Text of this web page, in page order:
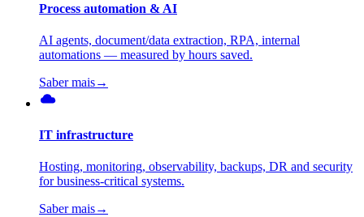
Process automation & AI
AI agents, document/data extraction, RPA, internal
automations — measured by hours saved.
Saber mais→
IT infrastructure
Hosting, monitoring, observability, backups, DR and security
for business-critical systems.
Saber mais→